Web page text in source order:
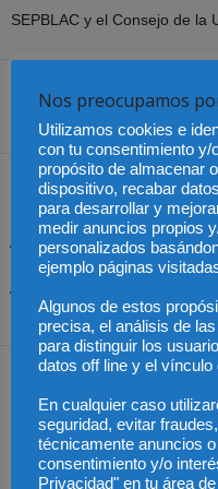
SEPBLAC y el Consejo de la
Artículo anterior
El Mundial también se
juega en los despachos:
ICAM analiza las claves
espectáculo del fútbol
Artículos
Nos preocupamos
Utilizamos cookies e
con tu consentimiento y/
propósito de almacenar
dispositivo, recabar
para desarrollar y
medir anuncios propios
personalizados
ejemplo páginas
Algunos de estos
precisa, el análisis de
para distinguir los
datos off line y el
En cualquier caso
seguridad, evitar
técnicamente anuncios
consentimiento y/o
Privacidad" en tu área